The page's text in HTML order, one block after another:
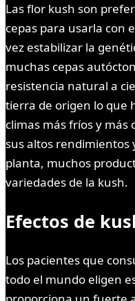
Las flor kush son
cepas para usarla con
vez estabilizar la
muchas cepas
resistencia natural a
tierra de origen lo que
climas más fríos y más
sus altos rendimientos
planta, muchos
variedades de la kush.
Efectos de
Los pacientes que
todo el mundo eligen